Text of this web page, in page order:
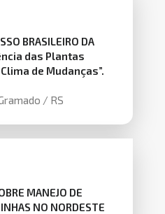
BRASILEIRO DA
das Plantas
de Mudanças”.
/ RS
MANEJO DE
NO NORDESTE